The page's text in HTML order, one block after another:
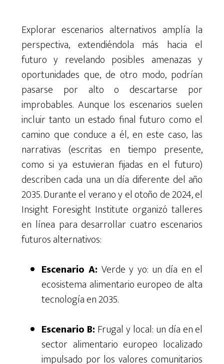
Explorar escenarios alternativos amplía la
perspectiva, extendiéndola más hacia el
futuro y revelando posibles amenazas y
oportunidades que, de otro modo, podrían
pasarse por alto o descartarse por
improbables. Aunque los escenarios suelen
incluir tanto un estado final futuro como el
camino que conduce a él, en este caso, las
narrativas (escritas en tiempo presente,
como si ya estuvieran fijadas en el futuro)
describen cada una un día diferente del año
2035. Durante el verano y el otoño de 2024, el
Insight Foresight Institute organizó talleres
en línea para desarrollar cuatro escenarios
futuros alternativos:
Escenario A: Verde y yo: un día en el
ecosistema alimentario europeo de alta
tecnología en 2035.
Escenario B: Frugal y local: un día en el
sector alimentario europeo localizado
impulsado por los valores comunitarios